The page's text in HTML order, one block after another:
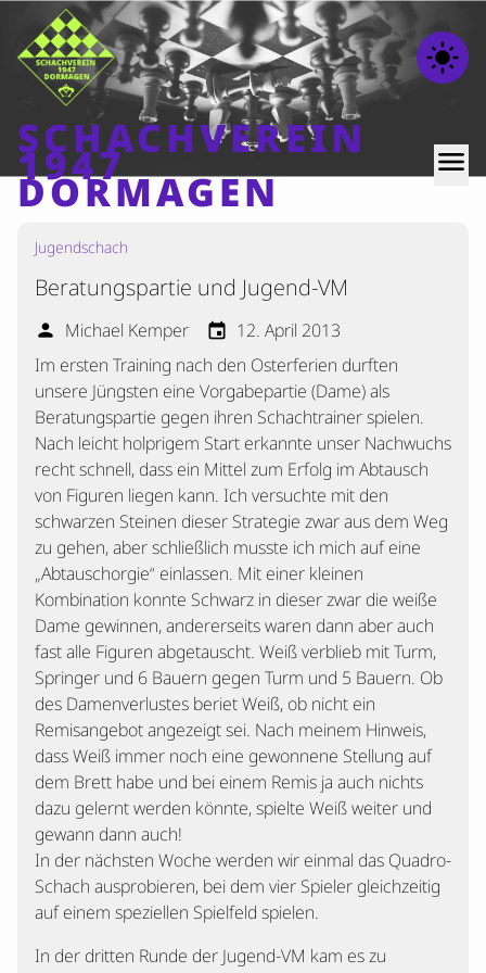
light_mode
SCHACHVEREIN
1947
DORMAGEN
menu
Home
Beiträge
Mannschaften
Ranglisten
Termine
Verschiedenes
Kontakt
Jugendschach
Beratungspartie und Jugend-VM
person Michael Kemper event 12. April 2013
Im ersten Training nach den Osterferien durften
unsere Jüngsten eine Vorgabepartie (Dame) als
Beratungspartie gegen ihren Schachtrainer spielen.
Nach leicht holprigem Start erkannte unser Nachwuchs
recht schnell, dass ein Mittel zum Erfolg im Abtausch
von Figuren liegen kann. Ich versuchte mit den
schwarzen Steinen dieser Strategie zwar aus dem Weg
zu gehen, aber schließlich musste ich mich auf eine
„Abtauschorgie“ einlassen. Mit einer kleinen
Kombination konnte Schwarz in dieser zwar die weiße
Dame gewinnen, andererseits waren dann aber auch
fast alle Figuren abgetauscht. Weiß verblieb mit Turm,
Springer und 6 Bauern gegen Turm und 5 Bauern. Ob
des Damenverlustes beriet Weiß, ob nicht ein
Remisangebot angezeigt sei. Nach meinem Hinweis,
dass Weiß immer noch eine gewonnene Stellung auf
dem Brett habe und bei einem Remis ja auch nichts
dazu gelernt werden könnte, spielte Weiß weiter und
gewann dann auch!
In der nächsten Woche werden wir einmal das Quadro-
Schach ausprobieren, bei dem vier Spieler gleichzeitig
auf einem speziellen Spielfeld spielen.
In der dritten Runde der Jugend-VM kam es zu